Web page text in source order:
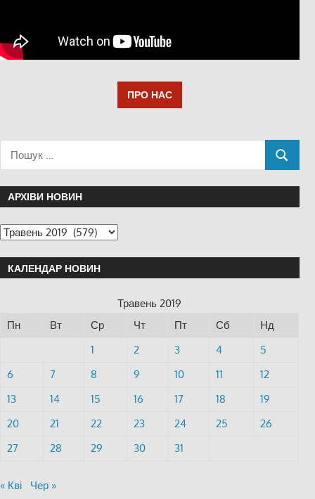
ПРО НАС
АРХІВИ НОВИН
КАЛЕНДАР НОВИН
Травень 2019
Пн
Вт Ср Чт Пт Сб
Нд
1
2 3 4
5
6
7 8 9 10 11
12
13
14 15 16 17 18
19
20
21 22 23 24 25
26
27
28 29 30 31
« Кві Чер »